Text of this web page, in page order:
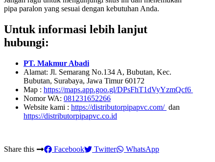
pipa paralon yang sesuai dengan kebutuhan Anda.
Untuk informasi lebih lanjut
hubungi:
PT. Makmur Abadi
Alamat: Jl. Semarang No.134 A, Bubutan, Kec.
Bubutan, Surabaya, Jawa Timur 60172
Map : https://maps.app.goo.gl/DPsFhT1dVyYzmQcf6
Nomor WA: 081231652266
Website kami : https://distributorpipapvc.com/ dan
https://distributorpipapvc.co.id
Share this Facebook Twitter WhatsApp